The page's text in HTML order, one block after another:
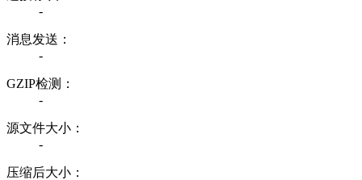
-
消息发送：
-
GZIP检测：
-
源文件大小：
-
压缩后大小：